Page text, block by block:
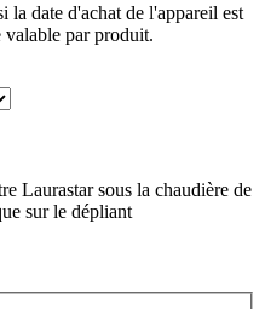
la date d'achat de l'appareil est
par produit.
Laurastar sous la chaudière de
sur le dépliant